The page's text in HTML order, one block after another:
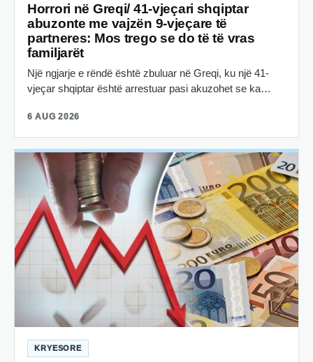
Horrori në Greqi/ 41-vjeçari shqiptar
abuzonte me vajzën 9-vjeçare të
partneres: Mos trego se do të të vras
familjarët
Një ngjarje e rëndë është zbuluar në Greqi, ku një 41-
vjeçar shqiptar është arrestuar pasi akuzohet se ka…
6 AUG 2026
KRYESORE